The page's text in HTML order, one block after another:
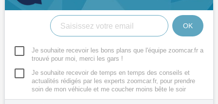
OK
Je souhaite recevoir les bons plans que l'équipe zoomcar.fr a
trouvé pour moi, merci les gars !
Je souhaite recevoir de temps en temps des conseils et
actualités rédigés par les experts zoomcar.fr, pour prendre
soin de mon véhicule et me coucher moins bête le soir